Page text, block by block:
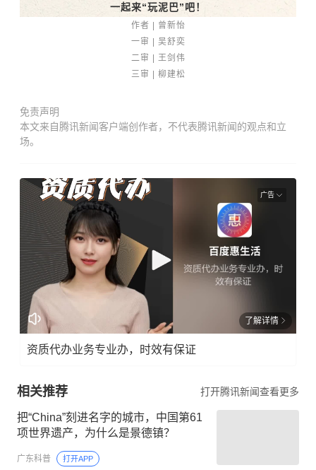
一起来“玩泥巴”吧！
作者 | 曾新怡
一审 | 吴舒奕
二审 | 王剑伟
三审 | 柳建松
免责声明
本文来自腾讯新闻客户端创作者，不代表腾讯新闻的观点和立
场。
广告
了解详情
资质代办业务专业办，时效有保证
相关推荐 打开腾讯新闻查看更多
把“China”刻进名字的城市，中国第61
项世界遗产，为什么是景德镇？
广东科普 打开APP